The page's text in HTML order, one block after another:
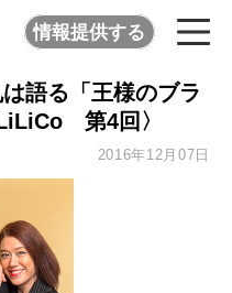
情報提供する
語る「王様のブラ
第4回〉
2016年12月07日